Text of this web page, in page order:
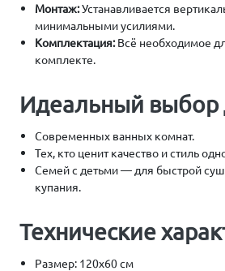
Монтаж:Устанавливается
минимальными усилиями.
Комплектация:Всё необходимое
комплекте.
Идеальный выбор
Современных ванных комнат.
Тех, кто ценит качество и стиль
Семей с детьми — для быстрой
купания.
Технические
Размер: 120х60 см